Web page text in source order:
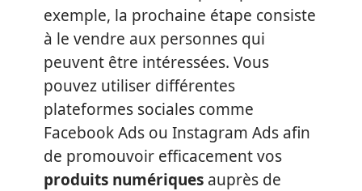
exemple, la prochaine étape consiste
à le vendre aux personnes qui
peuvent être intéressées. Vous
pouvez utiliser différentes
plateformes sociales comme
Facebook Ads ou Instagram Ads afin
de promouvoir efficacement vos
produits numériques auprès de